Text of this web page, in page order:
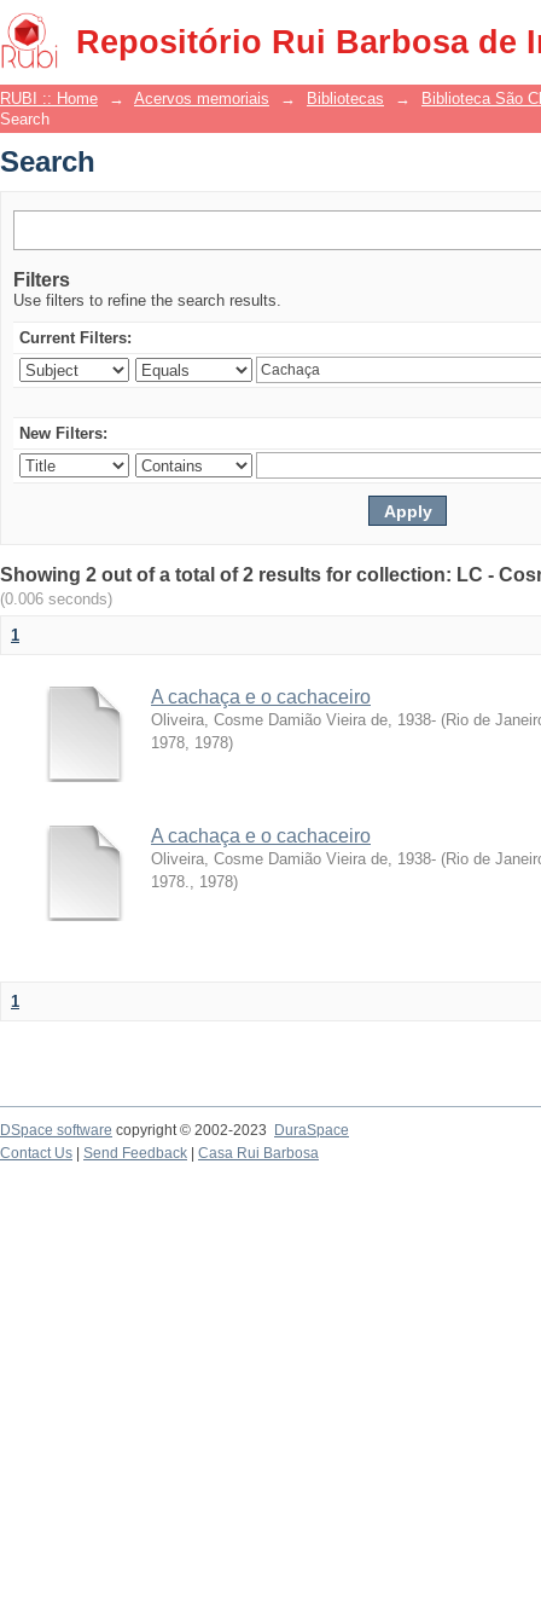
Repositório Rui Barbosa de
Search
RUBI :: Home → Acervos memoriais → Bibliotecas →
Biblioteca São
Search
Search
Filters
Use filters to refine the search results.
Current Filters:
New Filters:
Showing 2 out of a total of 2 results for collection: LC -
(0.006 seconds)
1
A cachaça e o cachaceiro
Oliveira, Cosme Damião Vieira de, 1938- (Rio de
1978, 1978)
A cachaça e o cachaceiro
Oliveira, Cosme Damião Vieira de, 1938- (Rio de
1978., 1978)
1
DSpace software copyright © 2002-2023
DuraSpace
Contact Us
Send Feedback Casa Rui Barbosa